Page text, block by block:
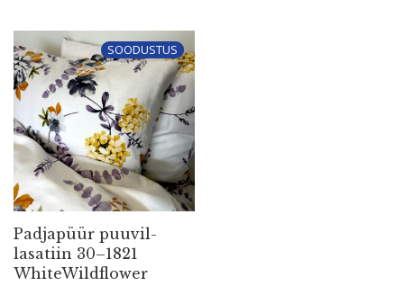
SOODUSTUS
Padjapüür puuvil­
la­satiin 30–1821
WhiteWildflower